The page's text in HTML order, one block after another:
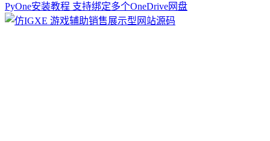
PyOne安装教程 支持绑定多个OneDrive网盘